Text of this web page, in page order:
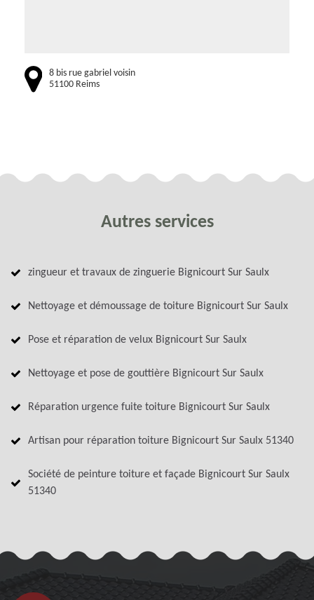
8 bis rue gabriel voisin
51100 Reims
Autres services
zingueur et travaux de zinguerie Bignicourt Sur Saulx
Nettoyage et démoussage de toiture Bignicourt Sur Saulx
Pose et réparation de velux Bignicourt Sur Saulx
Nettoyage et pose de gouttière Bignicourt Sur Saulx
Réparation urgence fuite toiture Bignicourt Sur Saulx
Artisan pour réparation toiture Bignicourt Sur Saulx 51340
Société de peinture toiture et façade Bignicourt Sur Saulx
51340